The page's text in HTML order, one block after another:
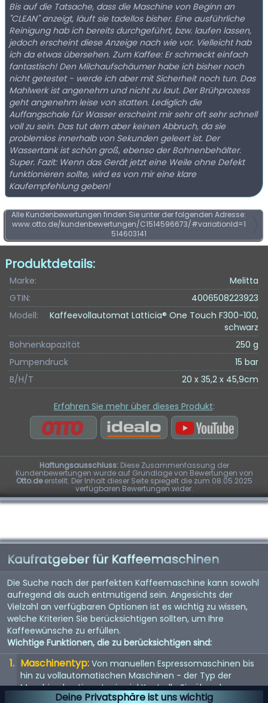
Deine Privatsphäre ist uns wichtig
Bis auf die Tatsache, dass die Maschine von Beginn an
"CLEAN" anzeigt, läuft sie tadellos bisher. Eine ausführliche
Reinigung hab ich bereits durchgeführt, bzw. laufen lassen,
jedoch erscheint diese Anzeige nach wie vor. Vielleicht hab
ich da etwas übersehen. Zum Kaffee: Er schmeckt einfach
fantastisch! Den Milchaufschäumer habe ich bisher noch
nicht getestet - werde ich aber mit Sicherheit noch tun. Das
Mahlwerk ist angenehm und nicht zu laut. Der Brühprozess
geht angenehm leise von statten. Lediglich die
Auffangschale für Wasser erscheint mir sehr oft sehr schnell
voll zu sein. Das tut dem aber keinen Abbruch, da sie
problemlos innerhalb von Sekunden geleert ist. Der
Wassertank ist schön groß, ebenso der Bohnenbehälter.
Super. Fazit: Wenn das Gerät jetzt eine Weile ohne Defekt
funktionieren sollte, wird es von mir eine klare
Kaufempfehlung geben!
Alle Kundenbewertungen finden Sie unter der folgenden Adresse:
www.otto.de/kundenbewertungen/C1514596673/#variationId=1
514603141
Produktdetails:
Marke:
Melitta
GTIN:
4006508223923
Modell:
Kaffeevollautomat Latticia® One Touch F300-100,
schwarz
Bohnenkapazität
250 g
Pumpendruck
15 bar
B/H/T
20 x 35,2 x 45,9cm
Erfahren Sie mehr über dieses Produkt:
Haftungsausschluss:Diese Zusammenfassung der
Kundenbewertungen wurde auf Grundlage von Bewertungen von
Otto.deerstellt. Der Inhalt dieser Seite spiegelt die zum 08.05.2025
verfügbaren Bewertungen wider.
Kaufratgeber für Kaffeemaschinen
Die Suche nach der perfekten Kaffeemaschine kann sowohl
aufregend als auch entmutigend sein. Angesichts der
Vielzahl an verfügbaren Optionen ist es wichtig zu wissen,
welche Kriterien Sie berücksichtigen sollten, um Ihre
Kaffeewünsche zu erfüllen.
Wichtige Funktionen, die zu berücksichtigen sind:
Maschinentyp: Von manuellen Espressomaschinen bis
hin zu vollautomatischen Maschinen - der Typ der
Maschine bestimmt, wie viel Kontrolle Sie über den
Brühvorgang haben.